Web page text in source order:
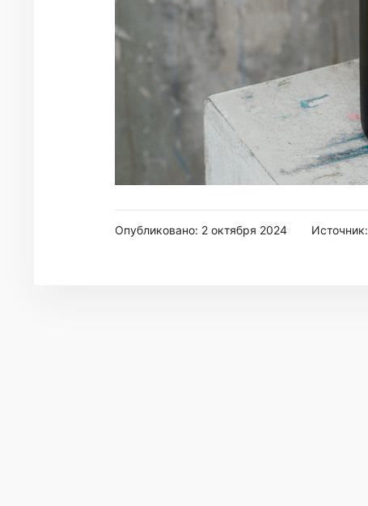
Опубликовано: 2 октября 2024 Источник: